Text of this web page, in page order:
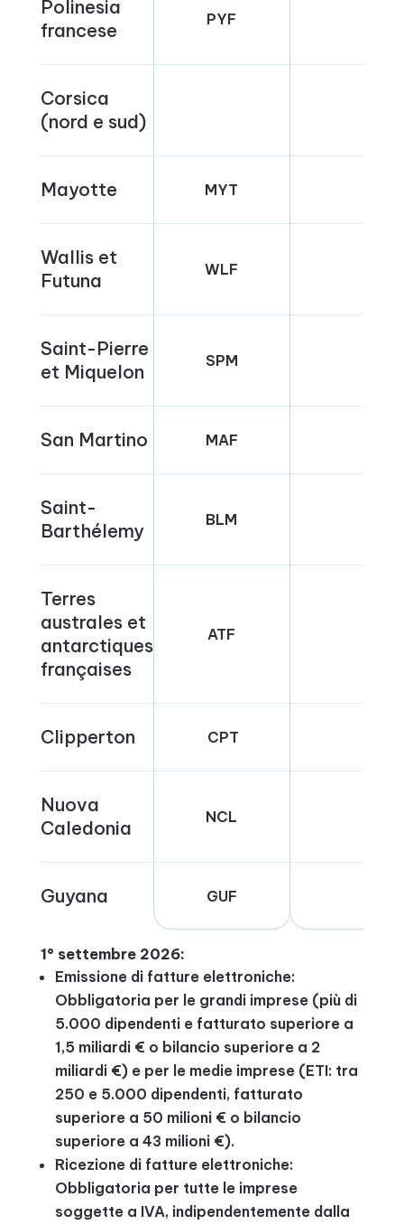
Polinesia
francese
PYF
Corsica
(nord e sud)
Mayotte MYT
Wallis et
Futuna
WLF
Saint-Pierre
et Miquelon
SPM
San Martino MAF
Saint-
Barthélemy
BLM
Terres
australes et
antarctiques
françaises
ATF
Clipperton CPT
Nuova
Caledonia
NCL
Guyana GUF
1° settembre 2026:
Emissione di fatture elettroniche:
Obbligatoria per le grandi imprese (più di
5.000 dipendenti e fatturato superiore a
1,5 miliardi € o bilancio superiore a 2
miliardi €) e per le medie imprese (ETI: tra
250 e 5.000 dipendenti, fatturato
superiore a 50 milioni € o bilancio
superiore a 43 milioni €).
Ricezione di fatture elettroniche:
Obbligatoria per tutte le imprese
soggette a IVA, indipendentemente dalla